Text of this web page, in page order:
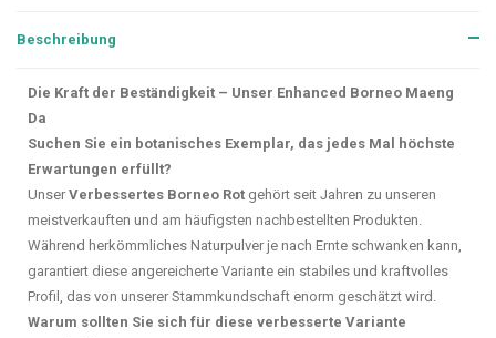
Beschreibung
Die Kraft der Beständigkeit – Unser Enhanced Borneo Maeng
Da
Suchen Sie ein botanisches Exemplar, das jedes Mal höchste
Erwartungen erfüllt?
Unser Verbessertes Borneo Rot gehört seit Jahren zu unseren
meistverkauften und am häufigsten nachbestellten Produkten.
Während herkömmliches Naturpulver je nach Ernte schwanken kann,
garantiert diese angereicherte Variante ein stabiles und kraftvolles
Profil, das von unserer Stammkundschaft enorm geschätzt wird.
Warum sollten Sie sich für diese verbesserte Variante